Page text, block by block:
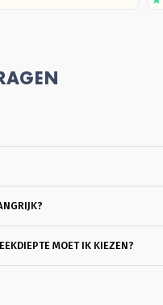
van mijn interesse en het
te ervaren. Ik trof een heel
Ook in de overleggen
en klantvriendelijk. Ik kon
met een heel mooi bed
Bodems ook gekocht die
worden omdat ik al een
MOET IK KIEZEN?